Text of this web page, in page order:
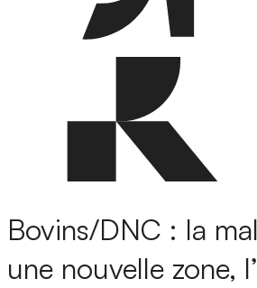
Bovins/DNC : la
une nouvelle zone,